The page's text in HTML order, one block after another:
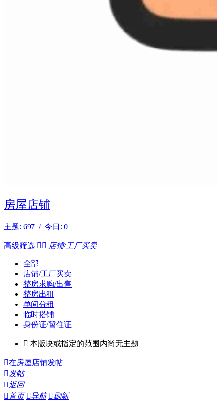
房屋店铺
主题: 697 / 今日: 0
高级筛选   店铺/工厂买卖
全部
店铺/工厂买卖
整房求购/出售
整房出租
单间分租
临时搭铺
身份证/暂住证
 本版块或指定的范围内尚无主题
在房屋店铺发帖
发帖
 返回
 首页 导航 刷新